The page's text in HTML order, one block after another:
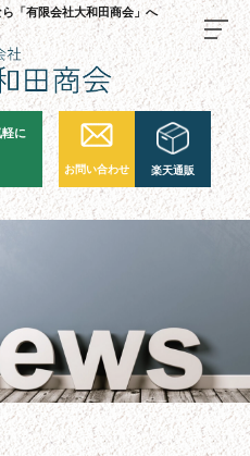
「有限会社大和田商会」へ
に
お問い合わせ 楽天通販